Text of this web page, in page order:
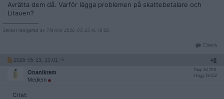
Avrätta dem då. Varför lägga problemen på skattebetalare och
Litauen?
Senast redigerad av Tidvind 2026-05-23 kl. 18:59.
Citera
2026-05-23, 19:01 #6
Onanikrem
Medlem
Reg: Jul 2011
Inlägg: 19 253
Citat: